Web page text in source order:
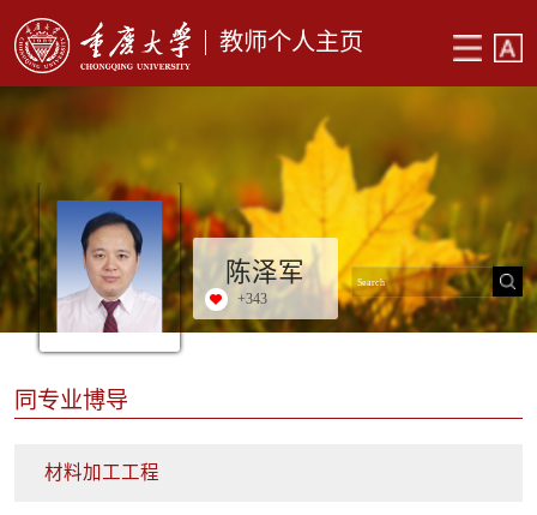
教师个人主页
陈泽军
+343
同专业博导
材料加工工程